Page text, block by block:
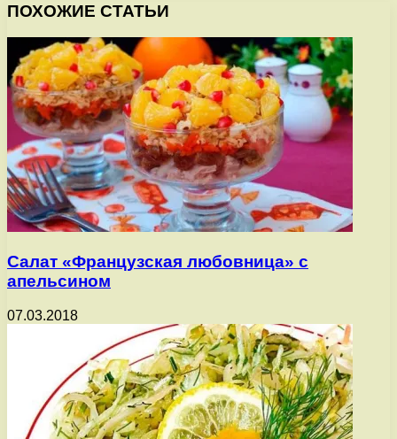
ПОХОЖИЕ СТАТЬИ
Салат «Французская любовница» с
апельсином
07.03.2018